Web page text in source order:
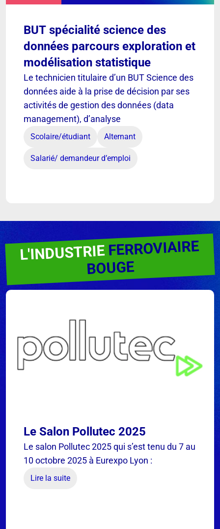
BUT spécialité science des
données parcours exploration et
modélisation statistique
Le technicien titulaire d’un BUT Science des
données aide à la prise de décision par ses
activités de gestion des données (data
management), d’analyse
Scolaire/étudiant Alternant
Salarié/ demandeur d’emploi
L'INDUSTRIEFERROVIAIRE
BOUGE
Le Salon Pollutec 2025
Le salon Pollutec 2025 qui s’est tenu du 7 au
10 octobre 2025 à Eurexpo Lyon :
Lire la suite